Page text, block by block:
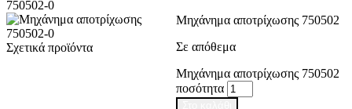
Μηχάνημα αποτρίχωσης 750502
Σε απόθεμα
Μηχάνημα αποτρίχωσης 750502
ποσότητα
Σχετικά προϊόντα